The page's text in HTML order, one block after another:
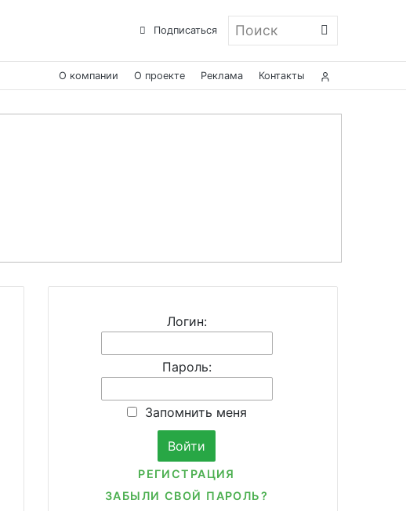
Подписаться Поиск
О компании О проекте Реклама Контакты
Логин:
Пароль:
Запомнить меня
РЕГИСТРАЦИЯ
ЗАБЫЛИ СВОЙ ПАРОЛЬ?